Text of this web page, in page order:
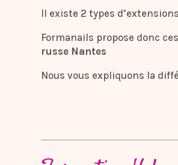
Il existe 2 types
Formanails propose donc
russe Nantes
Nous vous expliquons la